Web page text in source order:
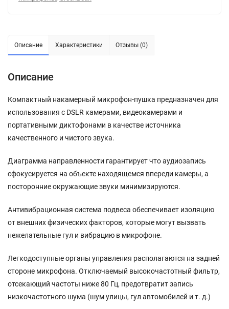
Описание Характеристики Отзывы (0)
Описание
Компактный накамерный микрофон-пушка предназначен для
использования с DSLR камерами, видеокамерами и
портативными диктофонами в качестве источника
качественного и чистого звука.
Диаграмма направленности гарантирует что аудиозапись
сфокусируется на объекте находящемся впереди камеры, а
посторонние окружающие звуки минимизируются.
Антивибрационная система подвеса обеспечивает изоляцию
от внешних физических факторов, которые могут вызвать
нежелательные гул и вибрацию в микрофоне.
Легкодоступные органы управления располагаются на задней
стороне микрофона. Отключаемый высокочастотный фильтр,
отсекающий частоты ниже 80 Гц, предотвратит запись
низкочастотного шума (шум улицы, гул автомобилей и т. д.)